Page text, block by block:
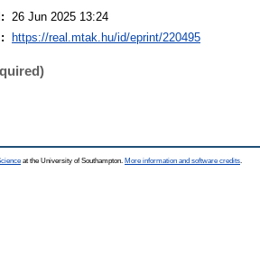
26 Jun 2025 13:24
https://real.mtak.hu/id/eprint/220495
at the University of Southampton. More information and software credits